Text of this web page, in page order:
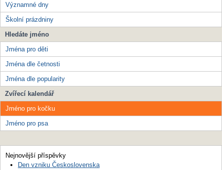
Významné dny
Školní prázdniny
Hledáte jméno
Jména pro děti
Jména dle četnosti
Jména dle popularity
Zvířecí kalendář
Jméno pro kočku
Jméno pro psa
Nejnovější příspěvky
Den vzniku Československa